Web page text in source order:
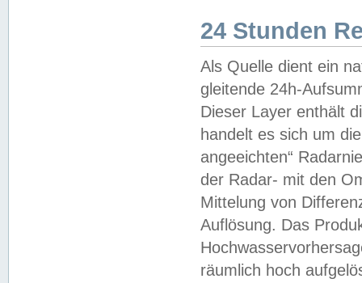
24 Stunden
Als Quelle dient ein
gleitende 24h-
Dieser Layer enthält
handelt es sich um
angeeichten“
der Radar- mit den
Mittelung von
Auflösung. Das
räumlich hoch